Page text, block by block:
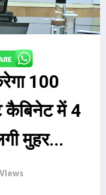
100
कैबिनेट में 4
मुहर...
Views